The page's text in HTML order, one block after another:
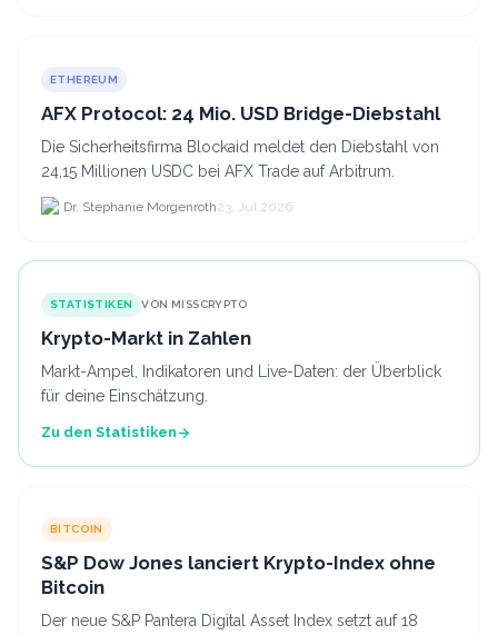
ETHEREUM
AFX Protocol: 24 Mio. USD Bridge-Diebstahl
Die Sicherheitsfirma Blockaid meldet den Diebstahl von
24,15 Millionen USDC bei AFX Trade auf Arbitrum.
Dr. Stephanie Morgenroth23. Jul 2026
STATISTIKEN VON MISSCRYPTO
Krypto-Markt in Zahlen
Markt-Ampel, Indikatoren und Live-Daten: der Überblick
für deine Einschätzung.
Zu den Statistiken
BITCOIN
S&P Dow Jones lanciert Krypto-Index ohne
Bitcoin
Der neue S&P Pantera Digital Asset Index setzt auf 18